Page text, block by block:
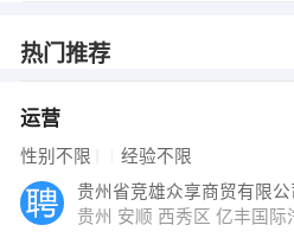
人事 发布 [综合维
人事 发布 [安全员 ]
热门推荐
运营
性别不限 经验不限
贵州省竞雄众享商贸有限公
贵州 安顺 西秀区 亿丰国际